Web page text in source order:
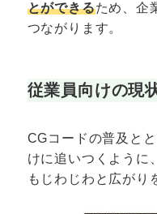
とができるため、企
つながります。
従業員向けの現
CGコードの普及と
けに追いつくように
もじわじわと広がり